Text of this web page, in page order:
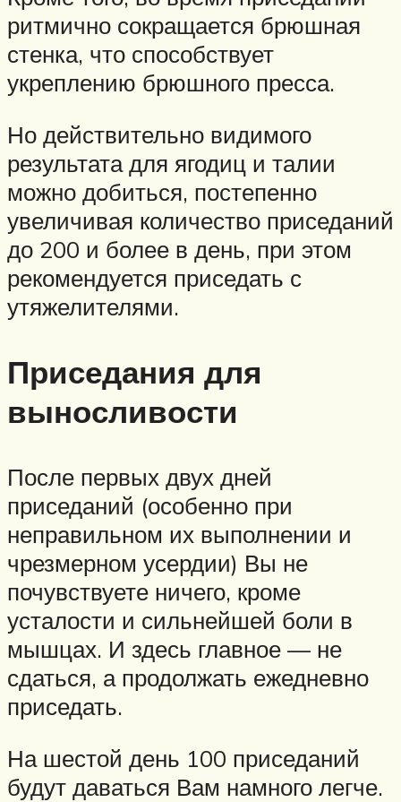
ритмично сокращается брюшная
стенка, что способствует
укреплению брюшного пресса.
Но действительно видимого
результата для ягодиц и талии
можно добиться, постепенно
увеличивая количество приседаний
до 200 и более в день, при этом
рекомендуется приседать с
утяжелителями.
Приседания для
выносливости
После первых двух дней
приседаний (особенно при
неправильном их выполнении и
чрезмерном усердии) Вы не
почувствуете ничего, кроме
усталости и сильнейшей боли в
мышцах. И здесь главное — не
сдаться, а продолжать ежедневно
приседать.
На шестой день 100 приседаний
будут даваться Вам намного легче.